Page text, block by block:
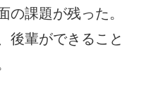
課題が残った。
後輩ができること